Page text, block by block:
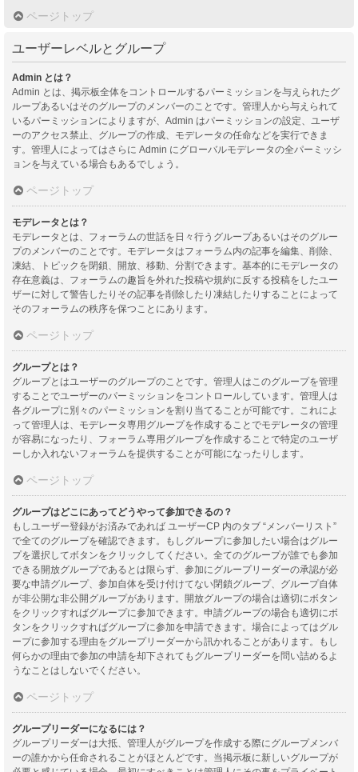
ページトップ
ユーザーレベルとグループ
Admin とは？
Admin とは、掲示板全体をコントロールするパーミッションを与えられたグ
ループあるいはそのグループのメンバーのことです。管理人から与えられて
いるパーミッションによりますが、Admin はパーミッションの設定、ユーザ
ーのアクセス禁止、グループの作成、モデレータの任命などを実行できま
す。管理人によってはさらに Admin にグローバルモデレータの全パーミッシ
ョンを与えている場合もあるでしょう。
ページトップ
モデレータとは？
モデレータとは、フォーラムの世話を日々行うグループあるいはそのグルー
プのメンバーのことです。モデレータはフォーラム内の記事を編集、削除、
凍結、トピックを閉鎖、開放、移動、分割できます。基本的にモデレータの
存在意義は、フォーラムの趣旨を外れた投稿や規約に反する投稿をしたユー
ザーに対して警告したりその記事を削除したり凍結したりすることによって
そのフォーラムの秩序を保つことにあります。
ページトップ
グループとは？
グループとはユーザーのグループのことです。管理人はこのグループを管理
することでユーザーのパーミッションをコントロールしています。管理人は
各グループに別々のパーミッションを割り当てることが可能です。これによ
って管理人は、モデレータ専用グループを作成することでモデレータの管理
が容易になったり、フォーラム専用グループを作成することで特定のユーザ
ーしか入れないフォーラムを提供することが可能になったりします。
ページトップ
グループはどこにあってどうやって参加できるの？
もしユーザー登録がお済みであれば ユーザーCP 内のタブ “メンバーリスト”
で全てのグループを確認できます。もしグループに参加したい場合はグルー
プを選択してボタンをクリックしてください。全てのグループが誰でも参加
できる開放グループであるとは限らず、参加にグループリーダーの承認が必
要な申請グループ、参加自体を受け付けてない閉鎖グループ、グループ自体
が非公開な非公開グループがあります。開放グループの場合は適切にボタン
をクリックすればグループに参加できます。申請グループの場合も適切にボ
タンをクリックすればグループに参加を申請できます。場合によってはグル
ープに参加する理由をグループリーダーから訊かれることがあります。もし
何らかの理由で参加の申請を却下されてもグループリーダーを問い詰めるよ
うなことはしないでください。
ページトップ
グループリーダーになるには？
グループリーダーは大抵、管理人がグループを作成する際にグループメンバ
ーの誰かから任命されることがほとんどです。当掲示板に新しいグループが